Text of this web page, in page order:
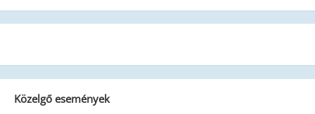
Közelgő események